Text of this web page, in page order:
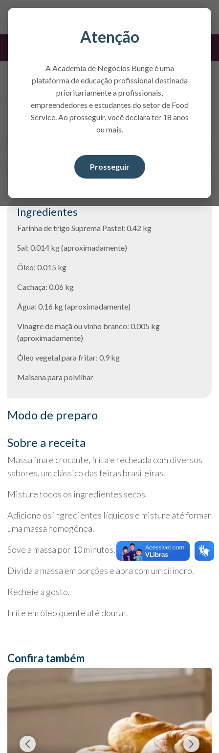
Atenção
A Academia de Negócios Bunge é uma
plataforma de educação profissional destinada
prioritariamente a profissionais,
empreendedores e estudantes do setor de Food
Service. Ao prosseguir, você declara ter 18 anos
ou mais.
Prosseguir
Receita
Pastel de Feira
Tempo de preparo
180 minutos
Rendimento
10 pastéis unidades
Ingredientes
Farinha de trigo Suprema Pastel: 0.42 kg
Sal: 0.014 kg (aproximadamente)
Óleo: 0.015 kg
Cachaça: 0.06 kg
Água: 0.16 kg (aproximadamente)
Vinagre de maçã ou vinho branco: 0.005 kg
(aproximadamente)
Óleo vegetal para fritar: 0.9 kg
Maisena para polvilhar
Modo de preparo
Sobre a receita
Massa fina e crocante, frita e recheada com diversos
sabores, um clássico das feiras brasileiras.
Misture todos os ingredientes secos.
Adicione os ingredientes líquidos e misture até formar
uma massa homogênea.
Sove a massa por 10 minutos.
Divida a massa em porções e abra com um cilindro.
Recheie a gosto.
Frite em óleo quente até dourar.
Confira também